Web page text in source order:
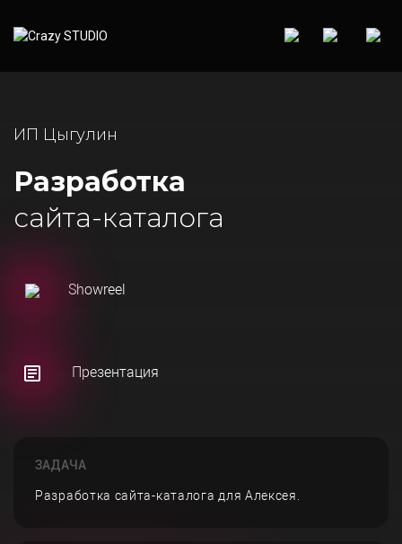
ИП Цыгулин
Разработка
сайта-каталога
Showreel
Презентация
ЗАДАЧА
Разработка сайта-каталога для Алексея.